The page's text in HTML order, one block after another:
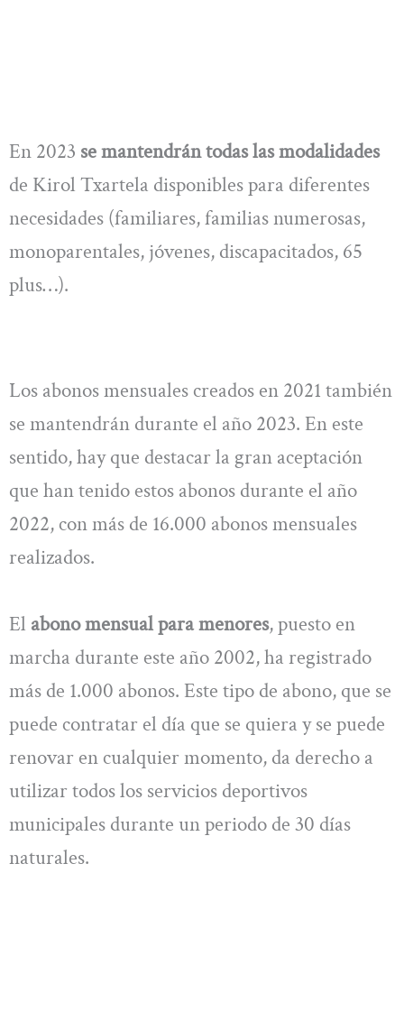
En 2023 se mantendrán todas las modalidades
de Kirol Txartela disponibles para diferentes
necesidades (familiares, familias numerosas,
monoparentales, jóvenes, discapacitados, 65
plus…).
Los abonos mensuales creados en 2021 también
se mantendrán durante el año 2023. En este
sentido, hay que destacar la gran aceptación
que han tenido estos abonos durante el año
2022, con más de 16.000 abonos mensuales
realizados.
El abono mensual para menores, puesto en
marcha durante este año 2002, ha registrado
más de 1.000 abonos. Este tipo de abono, que se
puede contratar el día que se quiera y se puede
renovar en cualquier momento, da derecho a
utilizar todos los servicios deportivos
municipales durante un periodo de 30 días
naturales.